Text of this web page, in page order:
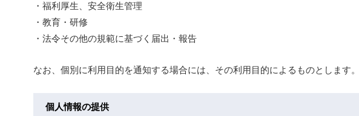
・福利厚生、安全衛生管理
・教育・研修
・法令その他の規範に基づく届出・報告
なお、個別に利用目的を通知する場合には、その利用目的によるものとします。
個人情報の提供